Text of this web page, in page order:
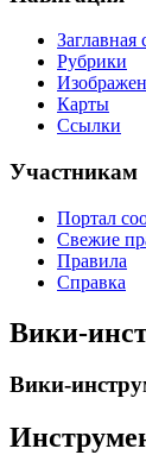
Заглавная
Рубрики
Карты
Ссылки
Участникам
Портал
Свежие
Правила
Справка
Вики-
Вики-